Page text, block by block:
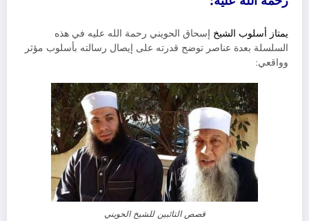
يمتاز أسلوب الشيخ إسحاق الحويني رحمة الله عليه في هذه
السلسلة بعدة عناصر توضح قدرته على إيصال رسالته بأسلوب مؤثر
وواقعي:
قصص التائبين للشيخ الحويني